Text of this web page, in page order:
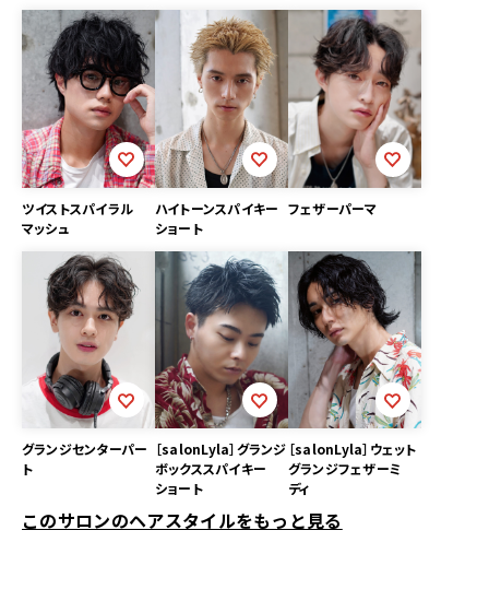
ツイストスパイラル
マッシュ
ハイトーンスパイキー
ショート
フェザーパーマ
グランジセンターパー
ト
［salonLyla］グランジ
ボックススパイキー
ショート
［salonLyla］ウェット
グランジフェザーミ
ディ
このサロンのヘアスタイルをもっと見る